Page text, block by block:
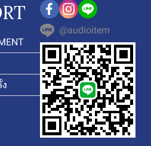
@audioitem